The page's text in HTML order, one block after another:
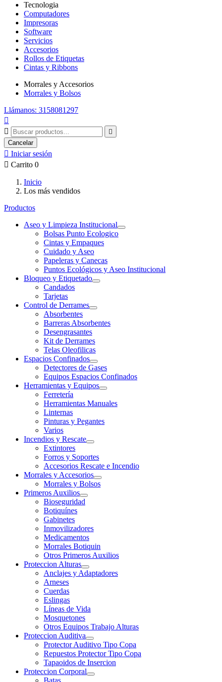
Tecnologia
Computadores
Impresoras
Software
Servicios
Accesorios
Rollos de Etiquetas
Cintas y Ribbons
Morrales y Accesorios
Morrales y Bolsos
Llámanos: 3158081297



Cancelar
 Iniciar sesión
 Carrito 0
Inicio
Los más vendidos
Productos
Aseo y Limpieza Institucional
Bolsas Punto Ecologico
Cintas y Empaques
Cuidado y Aseo
Papeleras y Canecas
Puntos Ecológicos y Aseo Institucional
Bloqueo y Etiquetado
Candados
Tarjetas
Control de Derrames
Absorbentes
Barreras Absorbentes
Desengrasantes
Kit de Derrames
Telas Oleofilicas
Espacios Confinados
Detectores de Gases
Equipos Espacios Confinados
Herramientas y Equipos
Ferretería
Herramientas Manuales
Linternas
Pinturas y Pegantes
Varios
Incendios y Rescate
Extintores
Forros y Soportes
Accesorios Rescate e Incendio
Morrales y Accesorios
Morrales y Bolsos
Primeros Auxilios
Bioseguridad
Botiquínes
Gabinetes
Inmovilizadores
Medicamentos
Morrales Botiquin
Otros Primeros Auxilios
Proteccion Alturas
Anclajes y Adaptadores
Arneses
Cuerdas
Eslingas
Líneas de Vida
Mosquetones
Otros Equipos Trabajo Alturas
Proteccion Auditiva
Protector Auditivo Tipo Copa
Repuestos Protector Tipo Copa
Tapaoidos de Insercion
Proteccion Corporal
Batas